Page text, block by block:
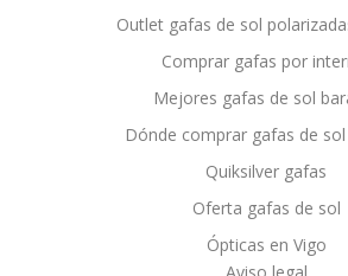
Outlet gafas de sol
Comprar gafas por
Mejores gafas de sol
Dónde comprar gafas de
Quiksilver gafas
Oferta gafas de sol
Ópticas en Vigo